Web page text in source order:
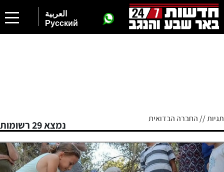
العربية
Русский
תגיות // החברה הבדואית
נמצא 29 רשומות